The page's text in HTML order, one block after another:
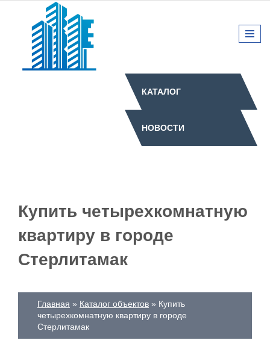
КАТАЛОГ
НОВОСТИ
Купить четырехкомнатную
квартиру в городе
Стерлитамак
Главная Каталог объектов
Купить
четырехкомнатную квартиру в городе
Стерлитамак